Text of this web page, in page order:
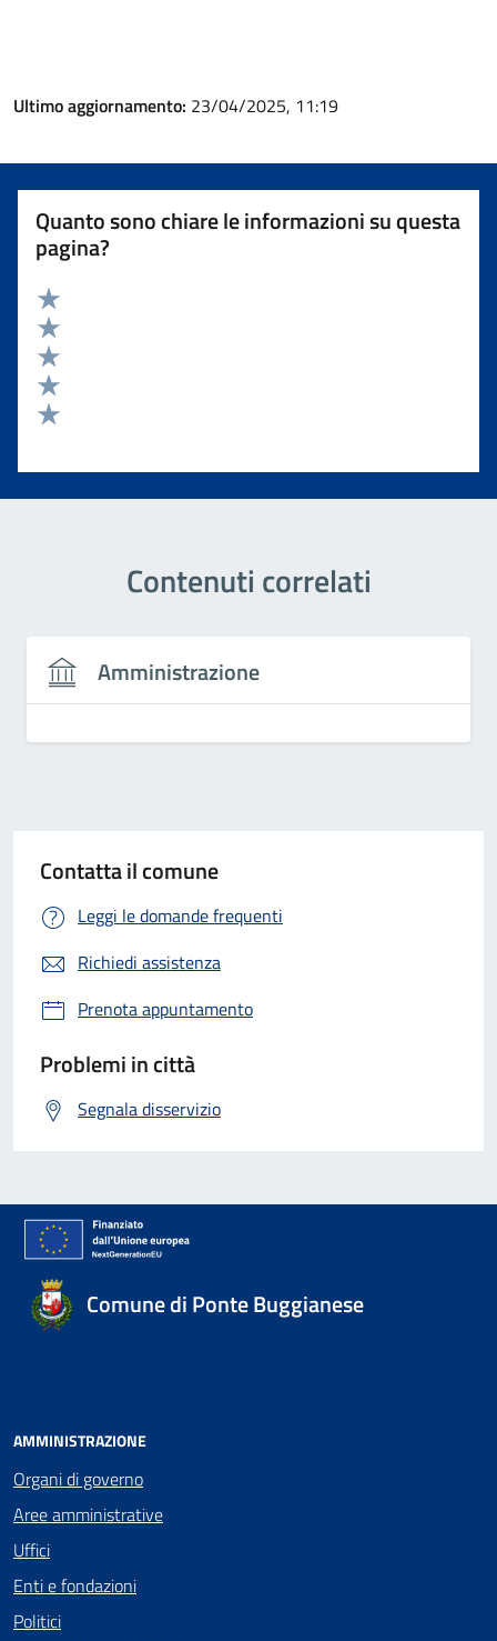
Ultimo aggiornamento: 23/04/2025, 11:19
Quanto sono chiare le informazioni su questa
pagina?
Valuta 5 stelle su 5
Valuta 4 stelle su 5
Valuta 3 stelle su 5
Valuta 2 stelle su 5
Contenuti correlati
Amministrazione
Contatta il comune
Leggi le domande frequenti
Richiedi assistenza
Prenota appuntamento
Problemi in città
Segnala disservizio
Comune di Ponte Buggianese
AMMINISTRAZIONE
Organi di governo
Aree amministrative
Uffici
Enti e fondazioni
Politici